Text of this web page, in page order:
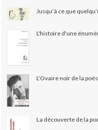
Jusqu’à ce que
L'histoire d'une
L'Ovaire noir de la
La découverte de la